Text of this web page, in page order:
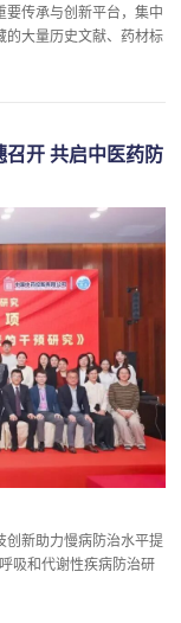
要传承与创新平台，集中
的大量历史文献、药材标
独特价值。...
召开 共启中医药防
创新助力慢病防治水平提
吸和代谢性疾病防治研